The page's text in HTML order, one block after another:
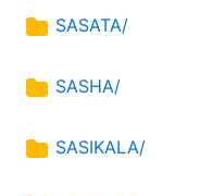
SASATA/
SASHA/
SASIKALA/